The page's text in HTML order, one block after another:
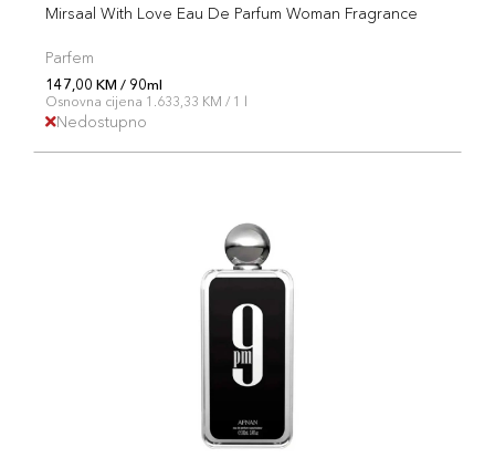
Mirsaal With Love Eau De Parfum Woman Fragrance
Parfem
147,00 KM / 90ml
Osnovna cijena 1.633,33 KM / 1 l
Nedostupno